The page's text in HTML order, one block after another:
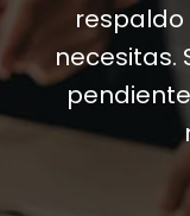
respaldo
necesitas.